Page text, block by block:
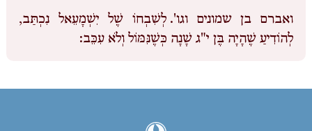
ואברם בן שמונים וגו'. לְשִׁבְחוֹ שֶׁל יִשְׁמָעֵאל נִכְתַּב,
לְהוֹדִיעַ שֶׁהָיָה בֶּן י"ג שָׁנָה כְּשֶׁנִּמּוֹל וְלֹא עִכֵּב: